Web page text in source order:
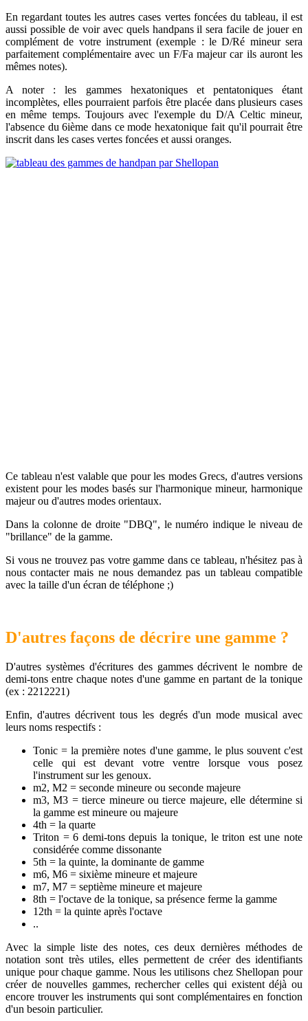
En regardant toutes les autres cases vertes foncées du tableau, il est
aussi possible de voir avec quels handpans il sera facile de jouer en
complément de votre instrument (exemple : le D/Ré mineur sera
parfaitement complémentaire avec un F/Fa majeur car ils auront les
mêmes notes).
A noter : les gammes hexatoniques et pentatoniques étant
incomplètes, elles pourraient parfois être placée dans plusieurs cases
en même temps. Toujours avec l'exemple du D/A Celtic mineur,
l'absence du 6ième dans ce mode hexatonique fait qu'il pourrait être
inscrit dans les cases vertes foncées et aussi oranges.
Ce tableau n'est valable que pour les modes Grecs, d'autres versions
existent pour les modes basés sur l'harmonique mineur, harmonique
majeur ou d'autres modes orientaux.
Dans la colonne de droite "DBQ", le numéro indique le niveau de
"brillance" de la gamme.
Si vous ne trouvez pas votre gamme dans ce tableau, n'hésitez pas à
nous contacter mais ne nous demandez pas un tableau compatible
avec la taille d'un écran de téléphone ;)
D'autres façons de décrire une gamme ?
D'autres systèmes d'écritures des gammes décrivent le nombre de
demi-tons entre chaque notes d'une gamme en partant de la tonique
(ex : 2212221)
Enfin, d'autres décrivent tous les degrés d'un mode musical avec
leurs noms respectifs :
Tonic = la première notes d'une gamme, le plus souvent c'est
celle qui est devant votre ventre lorsque vous posez
l'instrument sur les genoux.
m2, M2 = seconde mineure ou seconde majeure
m3, M3 = tierce mineure ou tierce majeure, elle détermine si
la gamme est mineure ou majeure
4th = la quarte
Triton = 6 demi-tons depuis la tonique, le triton est une note
considérée comme dissonante
5th = la quinte, la dominante de gamme
m6, M6 = sixième mineure et majeure
m7, M7 = septième mineure et majeure
8th = l'octave de la tonique, sa présence ferme la gamme
12th = la quinte après l'octave
..
Avec la simple liste des notes, ces deux dernières méthodes de
notation sont très utiles, elles permettent de créer des identifiants
unique pour chaque gamme. Nous les utilisons chez Shellopan pour
créer de nouvelles gammes, rechercher celles qui existent déjà ou
encore trouver les instruments qui sont complémentaires en fonction
d'un besoin particulier.